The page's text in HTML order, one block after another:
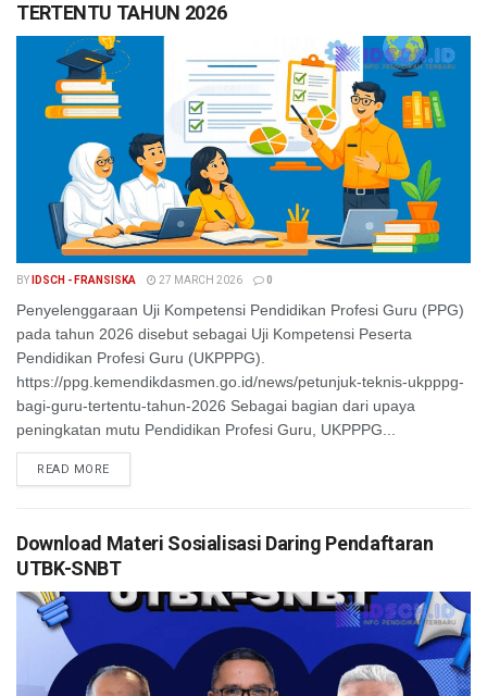
TERTENTU TAHUN 2026
BY IDSCH - FRANSISKA 27 MARCH 2026 0
Penyelenggaraan Uji Kompetensi Pendidikan Profesi Guru (PPG)
pada tahun 2026 disebut sebagai Uji Kompetensi Peserta
Pendidikan Profesi Guru (UKPPPG).
https://ppg.kemendikdasmen.go.id/news/petunjuk-teknis-ukpppg-
bagi-guru-tertentu-tahun-2026 Sebagai bagian dari upaya
peningkatan mutu Pendidikan Profesi Guru, UKPPPG...
READ MORE
Download Materi Sosialisasi Daring Pendaftaran
UTBK-SNBT